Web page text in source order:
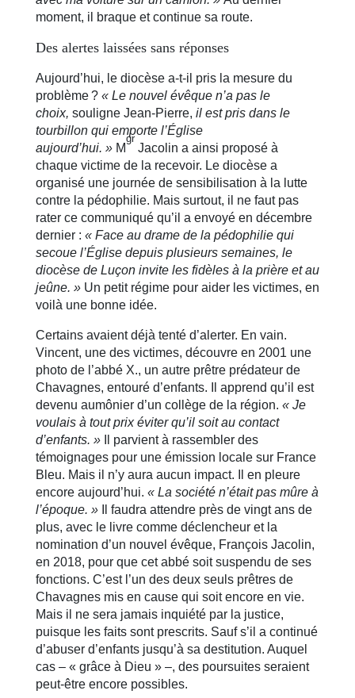
moment, il braque et continue sa route.
Des alertes laissées sans réponses
Aujourd’hui, le diocèse a-t-il pris la mesure du
problème ? « Le nouvel évêque n’a pas le
choix, souligne Jean-Pierre, il est pris dans le
tourbillon qui emporte l’Église
aujourd’hui. » M
gr
Jacolin a ainsi proposé à
chaque victime de la recevoir. Le diocèse a
organisé une journée de sensibilisation à la lutte
contre la pédophilie. Mais surtout, il ne faut pas
rater ce communiqué qu’il a envoyé en décembre
dernier : « Face au drame de la pédophilie qui
secoue l’Église depuis plusieurs semaines, le
diocèse de Luçon invite les fidèles à la prière et au
jeûne. »Un petit régime pour aider les victimes, en
voilà une bonne idée.
Certains avaient déjà tenté d’alerter. En vain.
Vincent, une des victimes, découvre en 2001 une
photo de l’abbé X., un autre prêtre prédateur de
Chavagnes, entouré d’enfants. Il apprend qu’il est
devenu aumônier d’un collège de la région. « Je
voulais à tout prix éviter qu’il soit au contact
d’enfants. »Il parvient à rassembler des
témoignages pour une émission locale sur France
Bleu. Mais il n’y aura aucun impact. Il en pleure
encore aujourd’hui. « La société n’était pas mûre à
l’époque. »Il faudra attendre près de vingt ans de
plus, avec le livre comme déclencheur et la
nomination d’un nouvel évêque, François Jacolin,
en 2018, pour que cet abbé soit suspendu de ses
fonctions. C’est l’un des deux seuls prêtres de
Chavagnes mis en cause qui soit encore en vie.
Mais il ne sera jamais inquiété par la justice,
puisque les faits sont prescrits. Sauf s’il a continué
d’abuser d’enfants jusqu’à sa destitution. Auquel
cas – « grâce à Dieu » –, des poursuites seraient
peut-être encore possibles.